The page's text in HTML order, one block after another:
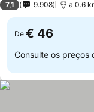
7,1 9.908 a 0.6
De € 46
Consulte os preços